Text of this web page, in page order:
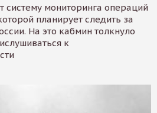
систему мониторинга операций
планирует следить за
На это кабмин толкнуло
к